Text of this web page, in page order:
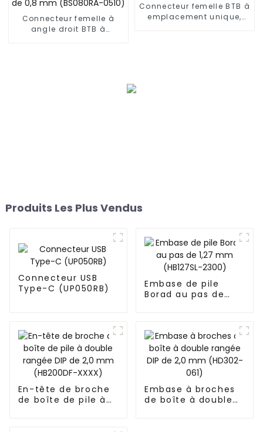
Connecteur femelle à
angle droit BTB à
Connecteur femelle BTB à
emplacement unique,
Produits Les Plus Vendus
Connecteur USB
Type-C (UP050RB)
Embase de pile
Borad au pas de
En-tête de broche
de boîte de pile à
Embase à broches
de boîte à double